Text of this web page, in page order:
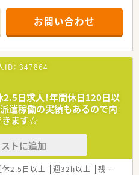
しており、耳鼻科をメインとしな
受け付けているため経験を積めま
運営されており、事務スタッフも2
職場環境です。
して調剤薬局を12店舗展開してお
近隣店との連携の強さが大きな特徴
年以上という驚異的な定着率を
けるなど長く働ける制度がありま
とで近隣店舗同士のフォロー体制
有給休暇が取りやすい環境を実現し
お問い合わせ
： 347864
日求人！年間休日120日以
遣稼働の実績もあるので内
きます☆
トに追加
休2.5日以上 週32h以上 残業なし(ほぼなし含む)